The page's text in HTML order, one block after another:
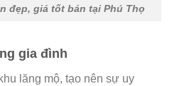
đẹp, giá tốt bán tại Phú Thọ
gia đình
lăng mộ, tạo nên sự uy